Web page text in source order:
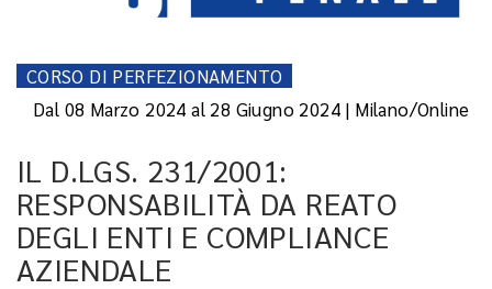
CORSO DI PERFEZIONAMENTO
Dal 08 Marzo 2024 al 28 Giugno 2024 | Milano/Online
IL D.LGS. 231/2001:
RESPONSABILITÀ DA REATO
DEGLI ENTI E COMPLIANCE
AZIENDALE